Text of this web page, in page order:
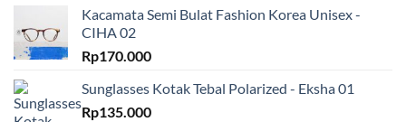
Kacamata Semi Bulat Fashion Korea Unisex -
CIHA 02
Rp170.000
Sunglasses Kotak Tebal Polarized - Eksha 01
Rp135.000